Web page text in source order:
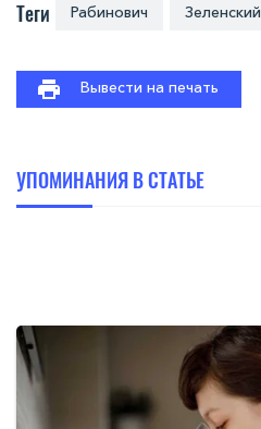
Теги Рабинович Зеленский
Вывести на печать
УПОМИНАНИЯ В СТАТЬЕ